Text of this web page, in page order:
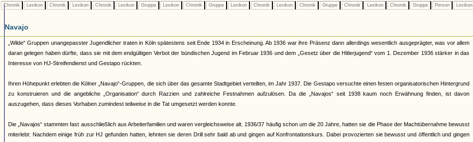
Chronik Lexikon Chronik Lexikon Chronik Lexikon Gruppe Lexikon Chronik Gruppe Lexikon Chronik Lexikon Chronik Gruppe Chronik Lexikon Chronik Gruppe Person Lexikon
Navajo
„Wilde“ Gruppen unangepasster Jugendlicher traten in Köln spätestens seit Ende 1934 in Erscheinung. Ab 1936 war ihre Präsenz dann allerdings wesentlich ausgeprägter, was vor allem
daran gelegen haben dürfte, dass sie mit dem endgültigen Verbot der bündischen Jugend im Februar 1936 und dem „Gesetz über die Hitlerjugend“ vom 1. Dezember 1936 stärker in das
Interesse von HJ-Streifendienst und Gestapo rückten.
Ihren Höhepunkt erlebten die Kölner „Navajo“-Gruppen, die sich über das gesamte Stadtgebiet verteilten, im Jahr 1937. Die Gestapo versuchte einen festen organisatorischen Hintergrund
zu konstruieren und die angebliche „Organisation“ durch Razzien und zahlreiche Festnahmen aufzulösen. Da die „Navajos“ seit 1938 kaum noch Erwähnung finden, ist davon
auszugehen, dass dieses Vorhaben zumindest teilweise in die Tat umgesetzt werden konnte.
Die „Navajos“ stammten fast ausschließlich aus Arbeiterfamilien und waren vergleichsweise alt. 1936/37 häufig schon um die 20 Jahre, hatten sie die Phase der Machtübernahme bewusst
miterlebt: Nachdem einige früh zur HJ gefunden hatten, lehnten sie deren Drill sehr bald ab und gingen auf Konfrontationskurs. Dabei provozierten sie bewusst und öffentlich und gingen